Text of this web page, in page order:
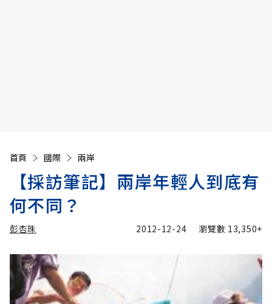
首頁 國際 兩岸
【採訪筆記】兩岸年輕人到底有
何不同？
彭杏珠 2012-12-24 瀏覽數 13,350+